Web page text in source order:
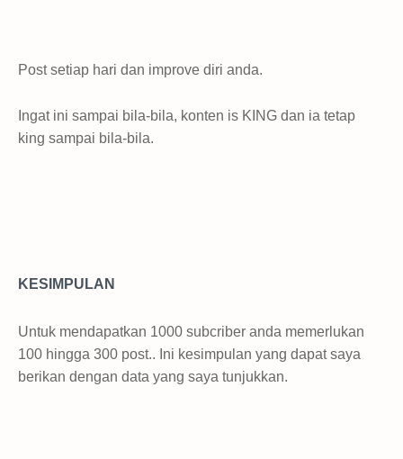
Post setiap hari dan improve diri anda.
Ingat ini sampai bila-bila, konten is KING dan ia tetap
king sampai bila-bila.
KESIMPULAN
Untuk mendapatkan 1000 subcriber anda memerlukan
100 hingga 300 post.. Ini kesimpulan yang dapat saya
berikan dengan data yang saya tunjukkan.